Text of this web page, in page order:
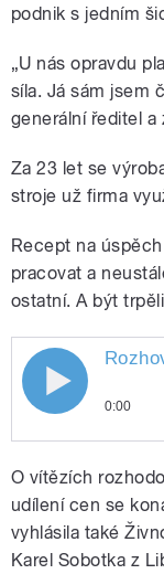
podnik s jedním
„U nás opravdu
síla. Já sám jsem
generální ředitel a
Za 23 let se
stroje už firma
Recept na
pracovat a
ostatní. A být
Rozhovor s
Jiřím
0:00
2013
O vítězích
udílení cen se
vyhlásila také
Karel Sobotka z